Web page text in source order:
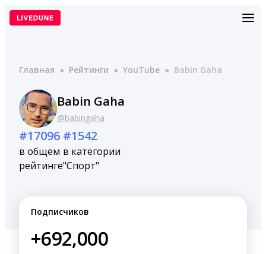
Перейти
Главная ● Рейтинги ● YouTube ● Babin Gaha
Babin Gaha
@babingaha
#17096
в общем
рейтинге
#1542
в категории
"Спорт"
Подписчиков
+692,000